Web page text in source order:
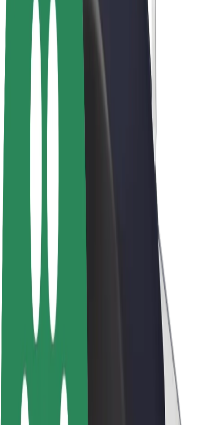
Vydělávejte s Boltem
Řidiči
Výdělky řidiče
Kurýři
Výdělky kurýra
Flotily
Udržitelnost podle Boltu
Projekt Zero
Tiskové centrum
Pokyny ke značce
Naše poslání
Vztahy s investory
Vedení
Značka
Městský fond
Bezpečnost
Bezpečnost cestujících